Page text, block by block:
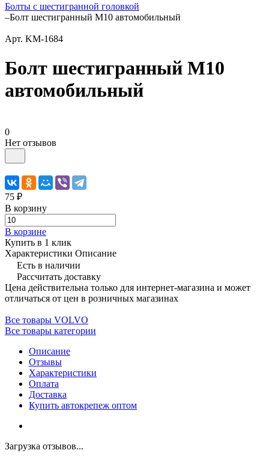
Болты с шестигранной головкой
–Болт шестигранный М10 автомобильный
Арт. KM-1684
Болт шестигранный М10
автомобильный
0
Нет отзывов
75 ₽
В корзину
В корзине
Купить в 1 клик
Характеристики Описание
Есть в наличии
Рассчитать доставку
Цена действительна только для интернет-магазина и может
отличаться от цен в розничных магазинах
Все товары VOLVO
Все товары категории
Описание
Отзывы
Характеристики
Оплата
Доставка
Купить автокрепеж оптом
Загрузка отзывов...